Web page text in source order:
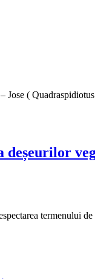
Jose (
termenului